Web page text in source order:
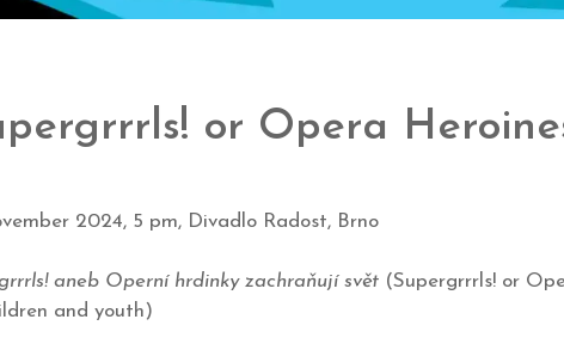
or Opera
2024, 5 pm, Divadlo Radost, Brno
aneb Operní hrdinky zachraňují svět (Supergrrrls! or
and youth)